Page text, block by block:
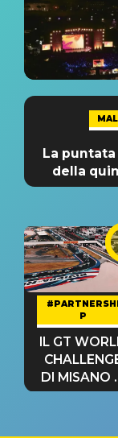
La
della
#PARTNERSHI
P
IL GT
DI MISANO